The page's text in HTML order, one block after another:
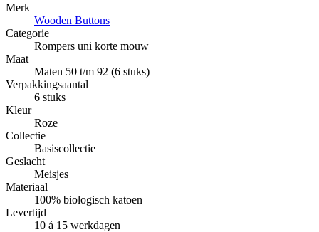
Merk
Wooden Buttons
Categorie
Rompers uni korte mouw
Maat
Maten 50 t/m 92 (6 stuks)
Verpakkingsaantal
6 stuks
Kleur
Roze
Collectie
Basiscollectie
Geslacht
Meisjes
Materiaal
100% biologisch katoen
Levertijd
10 á 15 werkdagen